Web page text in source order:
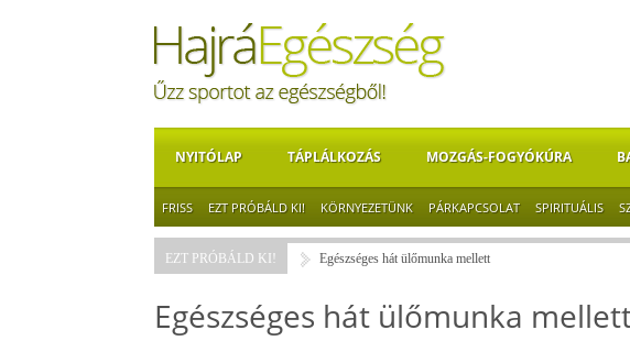
NYITÓLAP TÁPLÁLKOZÁS MOZGÁS-FOGYÓKÚRA
FRISS EZT PRÓBÁLD KI! KÖRNYEZETÜNK PÁRKAPCSOLAT SPIRITUÁLIS
EZT PRÓBÁLD KI! Egészséges hát ülőmunka mellett
Egészséges hát ülőmunka